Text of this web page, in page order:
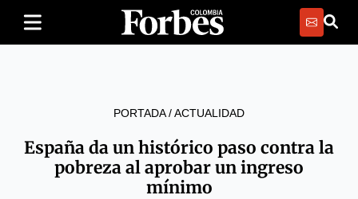
PORTADA/ACTUALIDAD
España da un histórico paso contra la
pobreza al aprobar un ingreso
mínimo